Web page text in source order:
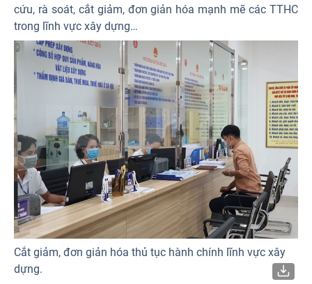
cứu, rà soát, cắt giảm, đơn giản hóa mạnh mẽ các TTHC
trong lĩnh vực xây dựng…
Cắt giảm, đơn giản hóa thủ tục hành chính lĩnh vực xây
dựng.